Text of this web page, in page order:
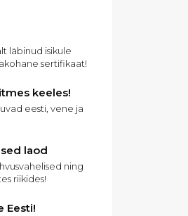
läbinud isikule
sertifikaat!
keeles!
eesti, vene ja
laod
ning
riikides!
Eesti!